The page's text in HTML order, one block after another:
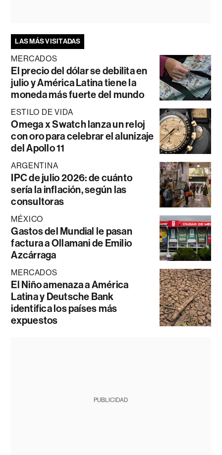
LAS MÁS VISITADAS
MERCADOS
El precio del dólar se debilita en
julio y América Latina tiene la
moneda más fuerte del mundo
ESTILO DE VIDA
Omega x Swatch lanza un reloj
con oro para celebrar el alunizaje
del Apollo 11
ARGENTINA
IPC de julio 2026: de cuánto
sería la inflación, según las
consultoras
MÉXICO
Gastos del Mundial le pasan
factura a Ollamani de Emilio
Azcárraga
MERCADOS
El Niño amenaza a América
Latina y Deutsche Bank
identifica los países más
expuestos
PUBLICIDAD